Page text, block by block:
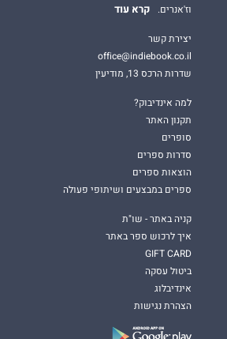
וז'אנרים.
קרא עוד
יצירת קשר
office@indiebook.co.il
שדרות הרכס 13, מודיעין
למה אינדיבוק?
תקנון האתר
סופרים
סדרות ספרים
הוצאות ספרים
ספרים במבצעים ושיתופי פעולה
קניה באתר - שו"ת
איך לרכוש ספר באתר
GIFT CARD
ביטול עסקה
אינדיבלוג
הצהרת נגישות